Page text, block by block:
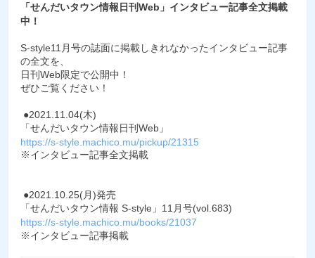
「せんだいタウン情報日刊Web」インタビュー記事全文掲載
中！
S-style11月号の誌面に掲載しきれなかったインタビュー記事
の全文を、
日刊Web限定で公開中！
ぜひご覧ください！
●2021.11.04(木)
「せんだいタウン情報日刊Web」
https://s-style.machico.mu/pickup/21315
※インタビュー記事全文掲載
●2021.10.25(月)発売
「せんだいタウン情報 S-style」11月号(vol.683)
https://s-style.machico.mu/books/21037
※インタビュー記事掲載